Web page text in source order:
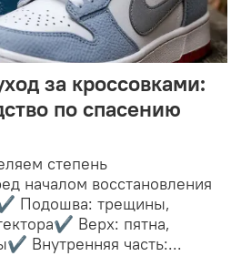
за кроссовками:
по спасению
степень
началом восстановления
Подошва: трещины,
Верх: пятна,
Внутренняя часть:...